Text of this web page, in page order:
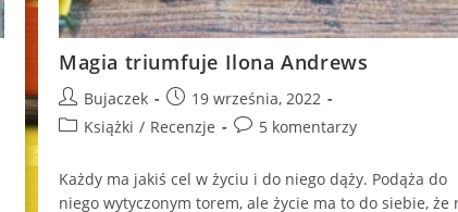
Magia triumfuje Ilona Andrews
Post
author:
Bujaczek
Post
published:
19 września, 2022
PostKsiążki / Recenzje
Post5 komentarzy
Każdy ma jakiś cel w życiu i do niego dąży. Podąża do
niego wytyczonym torem, ale życie ma to do siebie, że